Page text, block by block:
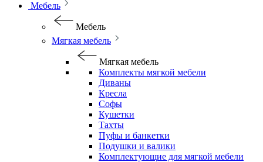
Мебель
Мебель
Мягкая мебель
Мягкая мебель
Комплекты мягкой мебели
Диваны
Кресла
Софы
Кушетки
Тахты
Пуфы и банкетки
Подушки и валики
Комплектующие для мягкой мебели